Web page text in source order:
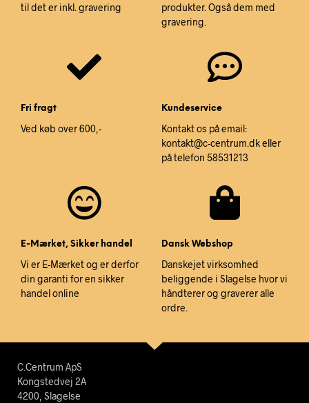
til det er inkl. gravering
produkter. Også dem med
gravering.
Fri fragt
Ved køb over 600,-
Kundeservice
Kontakt os på email:
kontakt@c-centrum.dk eller
på telefon 58531213
E-Mærket, Sikker handel
Vi er E-Mærket og er derfor
din garanti for en sikker
handel online
Dansk Webshop
Danskejet virksomhed
beliggende i Slagelse hvor vi
håndterer og graverer alle
ordre.
C.Centrum ApS
Kongstedvej 2A
4200, Slagelse